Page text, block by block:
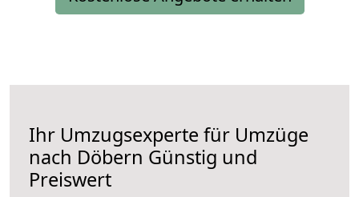
Ihr Umzugsexperte für Umzüge
nach Döbern Günstig und
Preiswert